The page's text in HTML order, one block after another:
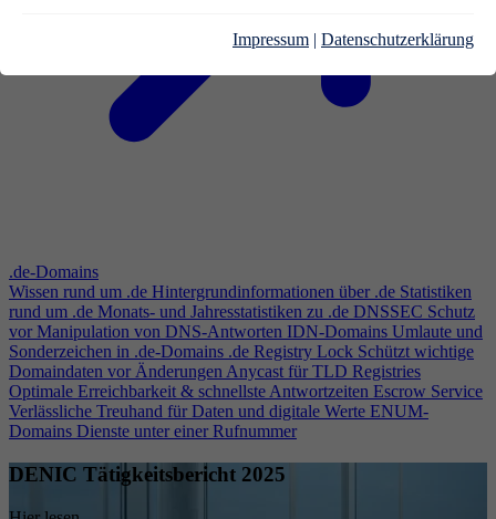
Impressum | Datenschutzerklärung
.de-Domains
Wissen rund um .de Hintergrundinformationen über .de Statistiken
rund um .de Monats- und Jahresstatistiken zu .de DNSSEC Schutz
vor Manipulation von DNS-Antworten IDN-Domains Umlaute und
Sonderzeichen in .de-Domains .de Registry Lock Schützt wichtige
Domaindaten vor ÄnderungenAnycast für TLD Registries
Optimale Erreichbarkeit & schnellste Antwortzeiten Escrow Service
Verlässliche Treuhand für Daten und digitale Werte ENUM-
Domains Dienste unter einer Rufnummer
DENIC Tätigkeitsbericht 2025